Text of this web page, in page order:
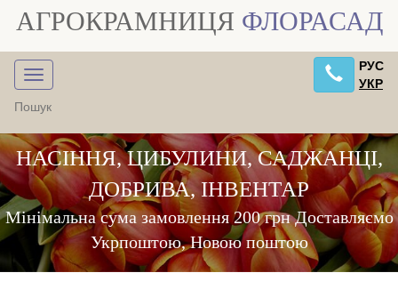
АГРОКРАМНИЦЯ ФЛОРАСАД
РУС
УКР
НАСІННЯ, ЦИБУЛИНИ, САДЖАНЦІ,
ДОБРИВА, ІНВЕНТАР
Мінімальна сума замовлення 200 грн Доставляємо
Укрпоштою, Новою поштою